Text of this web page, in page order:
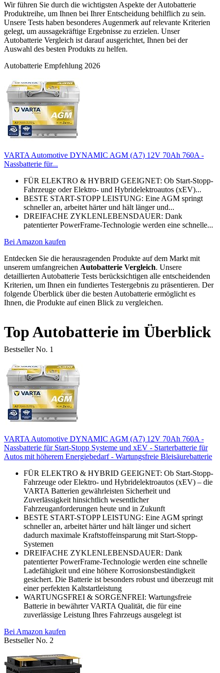
Wir führen Sie durch die wichtigsten Aspekte der Autobatterie
Produktreihe, um Ihnen bei Ihrer Entscheidung behilflich zu sein.
Unsere Tests haben besonderes Augenmerk auf relevante Kriterien
gelegt, um aussagekräftige Ergebnisse zu erzielen. Unser
Autobatterie Vergleich ist darauf ausgerichtet, Ihnen bei der
Auswahl des besten Produkts zu helfen.
Autobatterie Empfehlung 2026
VARTA Automotive DYNAMIC AGM (A7) 12V 70Ah 760A -
Nassbatterie für...
FÜR ELEKTRO & HYBRID GEEIGNET: Ob Start-Stopp-
Fahrzeuge oder Elektro- und Hybridelektroautos (xEV)...
BESTE START-STOPP LEISTUNG: Eine AGM springt
schneller an, arbeitet härter und hält länger und...
DREIFACHE ZYKLENLEBENSDAUER: Dank
patentierter PowerFrame-Technologie werden eine schnelle...
Bei Amazon kaufen
Entdecken Sie die herausragenden Produkte auf dem Markt mit
unserem umfangreichen Autobatterie Vergleich. Unsere
detaillierten Autobatterie Tests berücksichtigen alle entscheidenden
Kriterien, um Ihnen ein fundiertes Testergebnis zu präsentieren. Der
folgende Überblick über die besten Autobatterie ermöglicht es
Ihnen, die Produkte auf einen Blick zu vergleichen.
Top Autobatterie im Überblick
Bestseller No. 1
VARTA Automotive DYNAMIC AGM (A7) 12V 70Ah 760A -
Nassbatterie für Start-Stopp Systeme und xEV - Starterbatterie für
Autos mit höherem Energiebedarf - Wartungsfreie Bleisäurebatterie
FÜR ELEKTRO & HYBRID GEEIGNET: Ob Start-Stopp-
Fahrzeuge oder Elektro- und Hybridelektroautos (xEV) – die
VARTA Batterien gewährleisten Sicherheit und
Zuverlässigkeit hinsichtlich wesentlicher
Fahrzeuganforderungen heute und in Zukunft
BESTE START-STOPP LEISTUNG: Eine AGM springt
schneller an, arbeitet härter und hält länger und sichert
dadurch maximale Kraftstoffeinsparung mit Start-Stopp-
Systemen
DREIFACHE ZYKLENLEBENSDAUER: Dank
patentierter PowerFrame-Technologie werden eine schnelle
Ladefähigkeit und eine höhere Korrosionsbeständigkeit
gesichert. Die Batterie ist besonders robust und überzeugt mit
einer perfekten Kaltstartleistung
WARTUNGSFREI & SORGENFREI: Wartungsfreie
Batterie in bewährter VARTA Qualität, die für eine
zuverlässige Leistung Ihres Fahrzeugs ausgelegt ist
Bei Amazon kaufen
Bestseller No. 2